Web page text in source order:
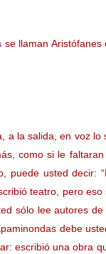
llaman
la salida, en voz
como si le
usted decir:
teatro, pero
sólo lee autores
debe
escribió una obra